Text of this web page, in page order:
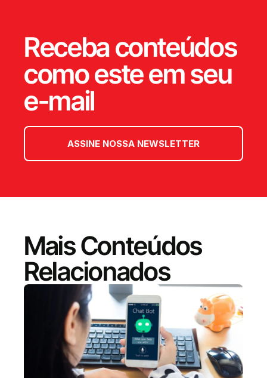
Receba conteúdos
como este em seu
e-mail
ASSINE NOSSA NEWSLETTER
Mais Conteúdos
Relacionados